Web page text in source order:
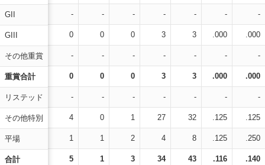
GII
GIII
その他重賞
重賞合計
リステッド
その他特別
平場
合計
- - - - - - -
0 0 0 3 3 .000 .000
- - - - - - -
0 0 0 3 3 .000 .000
- - - - - - -
4 0 1 27 32 .125 .125
1 1 2 4 8 .125 .250
5 1 3 34 43 .116 .140